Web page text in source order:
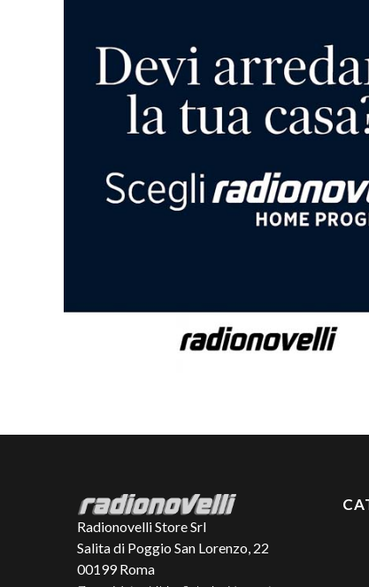
Radionovelli Store Srl
Salita di Poggio San Lorenzo, 22
00199 Roma